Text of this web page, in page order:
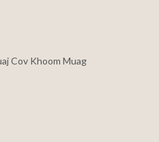
Cov Khoom Muag